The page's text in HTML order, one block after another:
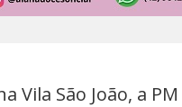
Vila São João, a